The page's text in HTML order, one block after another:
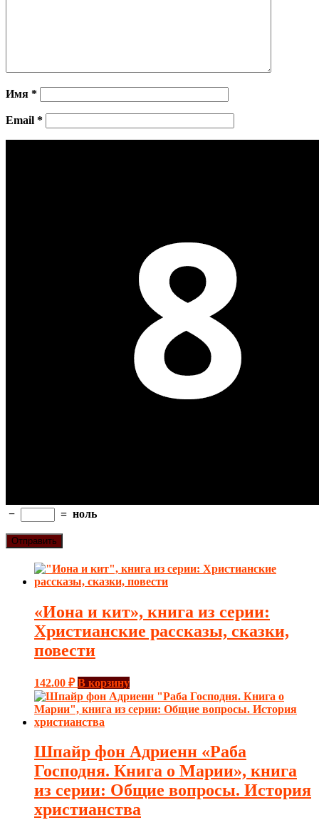
Имя *
Email *
− = ноль
«Иона и кит», книга из серии:
Христианские рассказы, сказки,
повести
142.00 ₽ В корзину
Шпайр фон Адриенн «Раба
Господня. Книга о Марии», книга
из серии: Общие вопросы. История
христианства